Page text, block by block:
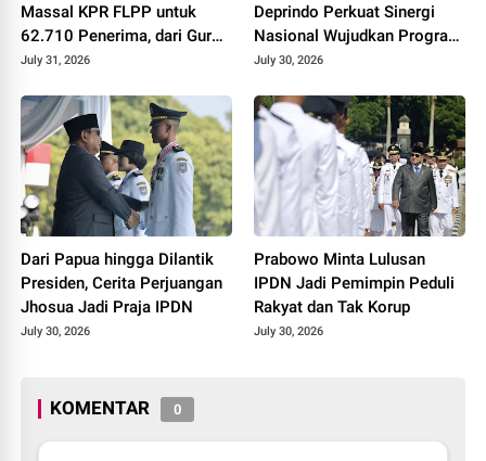
Massal KPR FLPP untuk
62.710 Penerima, dari Guru
SD hingga Pengemudi Ojol
July 31, 2026
Deprindo Perkuat Sinergi
Nasional Wujudkan Program
3 Juta Rumah
July 30, 2026
Dari Papua hingga Dilantik
Presiden, Cerita Perjuangan
Jhosua Jadi Praja IPDN
July 30, 2026
Prabowo Minta Lulusan
IPDN Jadi Pemimpin Peduli
Rakyat dan Tak Korup
July 30, 2026
KOMENTAR 0